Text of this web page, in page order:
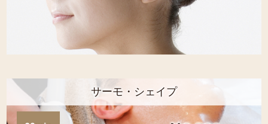
サーモ・シェイプ